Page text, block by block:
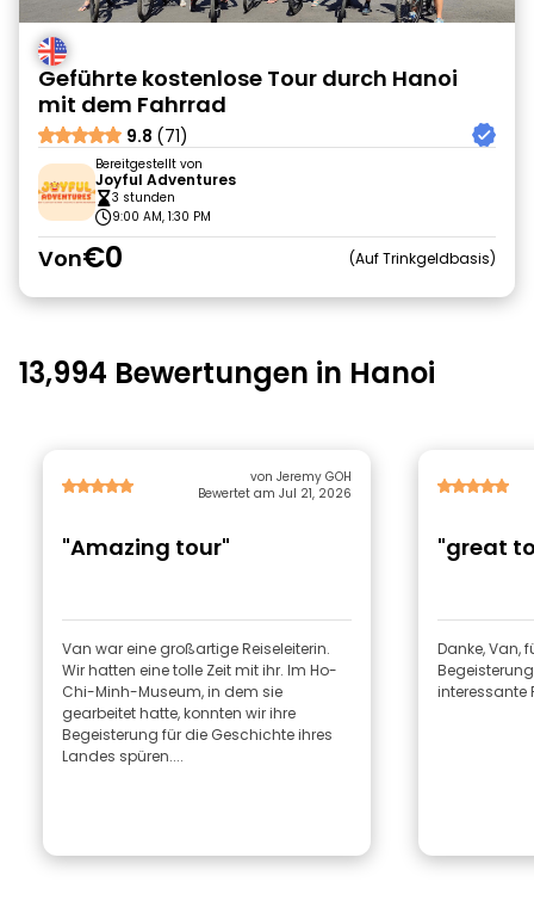
Geführte kostenlose Tour durch Hanoi
mit dem Fahrrad
9.8 (71)
Bereitgestellt von
Joyful Adventures
3 stunden
9:00 AM, 1:30 PM
Von€0 Auf Trinkgeldbasis
13,994 Bewertungen in Hanoi
von Jeremy GOH
Bewertet am Jul 21, 2026
"Amazing tour"
Van war eine großartige Reiseleiterin.
Wir hatten eine tolle Zeit mit ihr. Im Ho-
Chi-Minh-Museum, in dem sie
gearbeitet hatte, konnten wir ihre
Begeisterung für die Geschichte ihres
Landes spüren....
"great
Danke, Van,
interessante